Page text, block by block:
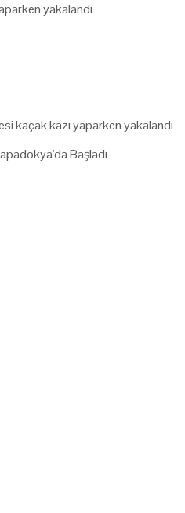
yakalandı
kaçak kazı yaparken yakalandı
Başladı